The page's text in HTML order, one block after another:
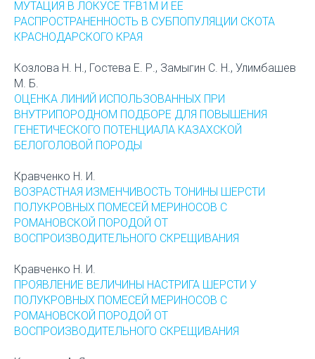
МУТАЦИЯ В ЛОКУСЕ TFB1M И ЕЕ
РАСПРОСТРАНЕННОСТЬ В СУБПОПУЛЯЦИИ СКОТА
КРАСНОДАРСКОГО КРАЯ
Козлова Н. Н., Гостева Е. Р., Замыгин С. Н., Улимбашев
М. Б.
ОЦЕНКА ЛИНИЙ ИСПОЛЬЗОВАННЫХ ПРИ
ВНУТРИПОРОДНОМ ПОДБОРЕ ДЛЯ ПОВЫШЕНИЯ
ГЕНЕТИЧЕСКОГО ПОТЕНЦИАЛА КАЗАХСКОЙ
БЕЛОГОЛОВОЙ ПОРОДЫ
Кравченко Н. И.
ВОЗРАСТНАЯ ИЗМЕНЧИВОСТЬ ТОНИНЫ ШЕРСТИ
ПОЛУКРОВНЫХ ПОМЕСЕЙ МЕРИНОСОВ С
РОМАНОВСКОЙ ПОРОДОЙ ОТ
ВОСПРОИЗВОДИТЕЛЬНОГО СКРЕЩИВАНИЯ
Кравченко Н. И.
ПРОЯВЛЕНИЕ ВЕЛИЧИНЫ НАСТРИГА ШЕРСТИ У
ПОЛУКРОВНЫХ ПОМЕСЕЙ МЕРИНОСОВ С
РОМАНОВСКОЙ ПОРОДОЙ ОТ
ВОСПРОИЗВОДИТЕЛЬНОГО СКРЕЩИВАНИЯ